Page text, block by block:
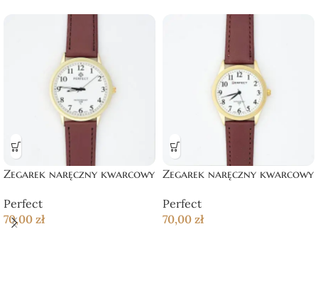
Zegarek naręczny kwarcowy
Perfect
70,00 zł
Zegarek naręczny kwarcowy
Perfect
70,00 zł